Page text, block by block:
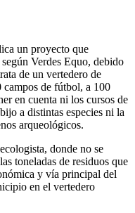
un proyecto que
Verdes Equo, debido
de un vertedero de
campos de fútbol, a 100
en cuenta ni los cursos de
a distintas especies ni la
arqueológicos.
donde no se
toneladas de residuos que
y vía principal del
en el vertedero